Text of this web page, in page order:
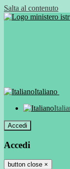
Salta al contenuto
Italiano
Accedi
Accedi
button close ×